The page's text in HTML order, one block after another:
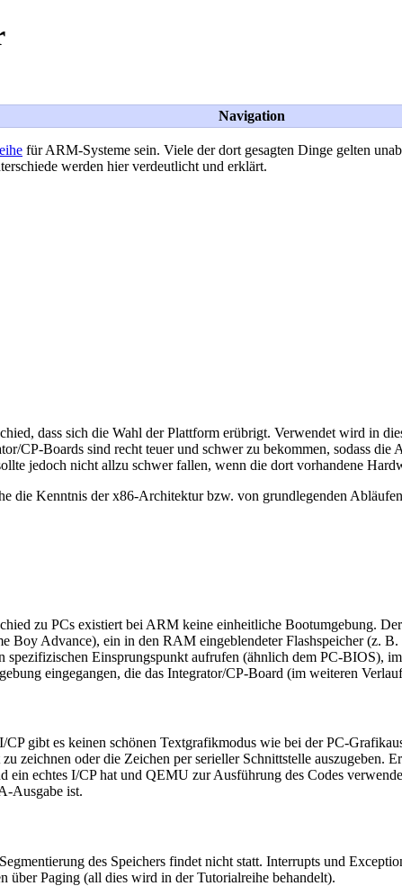
Navigation
für ARM-Systeme sein. Viele der dort gesagten Dinge gelten
werden hier verdeutlicht und erklärt.
dass sich die Wahl der Plattform erübrigt. Verwendet wird in
CP-Boards sind recht teuer und schwer zu bekommen, sodass
jedoch nicht allzu schwer fallen, wenn die dort vorhandene
die Kenntnis der x86-Architektur bzw. von grundlegenden
zu PCs existiert bei ARM keine einheitliche Bootumgebung.
Boy Advance), ein in den RAM eingeblendeter Flashspeicher (z.
spezifizischen Einsprungspunkt aufrufen (ähnlich dem PC-BIOS),
eingegangen, die das Integrator/CP-Board (im weiteren
gibt es keinen schönen Textgrafikmodus wie bei der PC-
zeichnen oder die Zeichen per serieller Schnittstelle auszugeben.
ein echtes I/CP hat und QEMU zur Ausführung des Codes
Ausgabe ist.
des Speichers findet nicht statt. Interrupts und
über Paging (all dies wird in der Tutorialreihe behandelt).